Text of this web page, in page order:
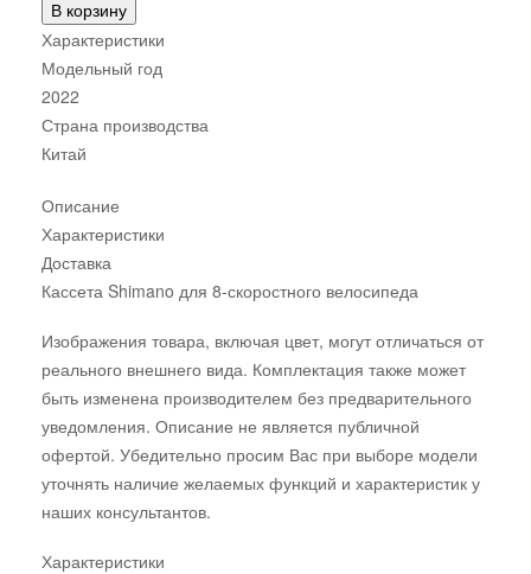
В корзину
Характеристики
Модельный год
2022
Страна производства
Китай
Описание
Характеристики
Доставка
Кассета Shimano для 8-скоростного велосипеда
Изображения товара, включая цвет, могут отличаться от
реального внешнего вида. Комплектация также может
быть изменена производителем без предварительного
уведомления. Описание не является публичной
офертой. Убедительно просим Вас при выборе модели
уточнять наличие желаемых функций и характеристик у
наших консультантов.
Характеристики